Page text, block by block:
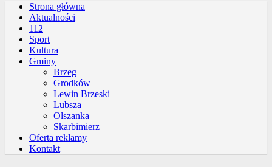
Strona główna
Aktualności
112
Sport
Kultura
Gminy
Brzeg
Grodków
Lewin Brzeski
Lubsza
Olszanka
Skarbimierz
Oferta reklamy
Kontakt